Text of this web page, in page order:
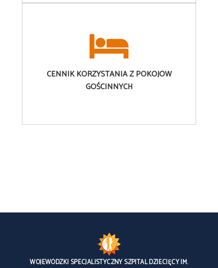
CENNIKKORZYSTANIA Z POKOJÓW
GOŚCINNYCH
WOJEWÓDZKI SPECJALISTYCZNY SZPITAL DZIECIĘCY IM.